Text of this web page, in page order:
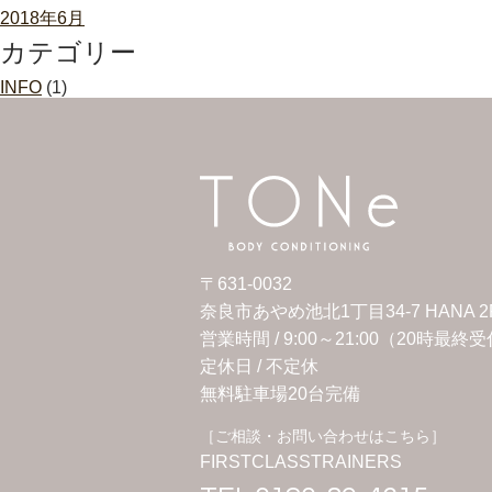
2018年6月
カテゴリー
INFO (1)
〒631-0032
奈良市あやめ池北1丁目34-7 HANA
営業時間 / 9:00～21:00（20時最終受
定休日 /不定休
無料駐車場20台完備
［ご相談・お問い合わせはこちら］
FIRSTCLASSTRAINERS